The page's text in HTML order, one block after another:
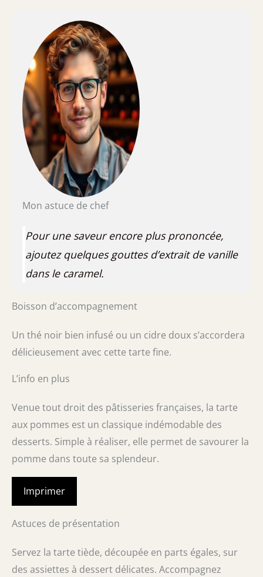
Mon astuce de chef
Pour une saveur encore plus prononcée,
ajoutez quelques gouttes d’extrait de vanille
dans le caramel.
Boisson d’accompagnement
Un thé noir bien infusé ou un cidre doux s’accordera
délicieusement avec cette tarte fine.
L’info en plus
Venue tout droit des pâtisseries françaises, la tarte
aux pommes est un classique indémodable des
desserts. Simple à réaliser, elle permet de savourer la
pomme dans toute sa splendeur.
Imprimer
Astuces de présentation
Servez la tarte tiède, découpée en parts égales, sur
des assiettes à dessert délicates. Accompagnez